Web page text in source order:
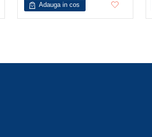
Adauga in cos